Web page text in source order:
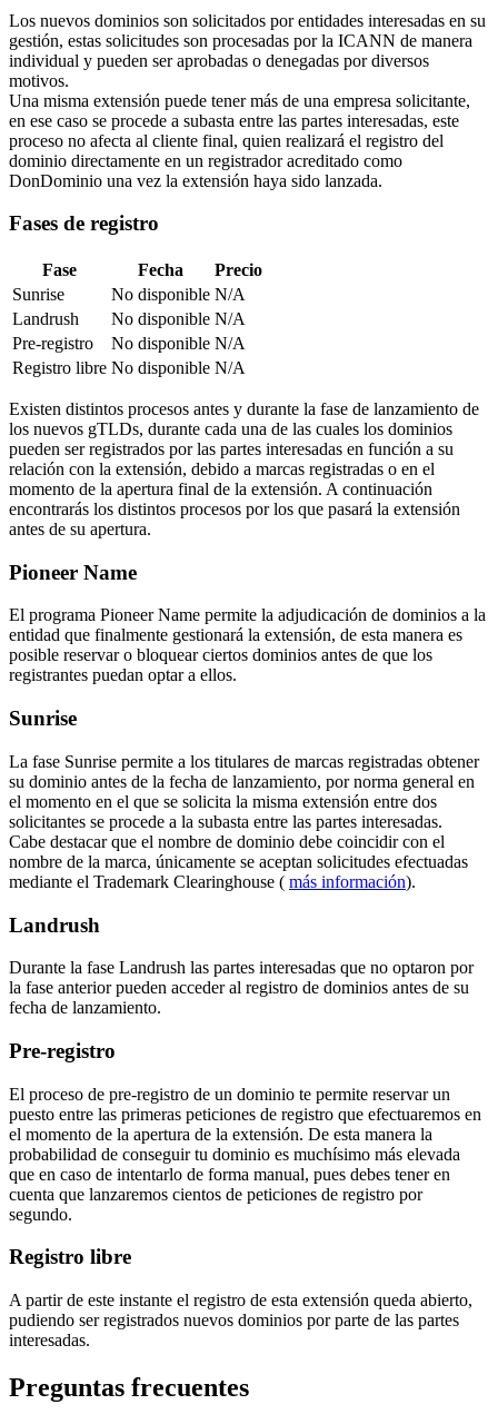
Los nuevos dominios son solicitados por entidades interesadas en su
gestión, estas solicitudes son procesadas por la ICANN de manera
individual y pueden ser aprobadas o denegadas por diversos
motivos.
Una misma extensión puede tener más de una empresa solicitante,
en ese caso se procede a subasta entre las partes interesadas, este
proceso no afecta al cliente final, quien realizará el registro del
dominio directamente en un registrador acreditado como
DonDominio una vez la extensión haya sido lanzada.
Fases de registro
Fase Fecha
Precio
Sunrise
No disponible N/A
Landrush
No disponible N/A
Pre-registro
No disponible N/A
Registro libre No disponible N/A
Existen distintos procesos antes y durante la fase de lanzamiento de
los nuevos gTLDs, durante cada una de las cuales los dominios
pueden ser registrados por las partes interesadas en función a su
relación con la extensión, debido a marcas registradas o en el
momento de la apertura final de la extensión. A continuación
encontrarás los distintos procesos por los que pasará la extensión
antes de su apertura.
Pioneer Name
El programa Pioneer Name permite la adjudicación de dominios a la
entidad que finalmente gestionará la extensión, de esta manera es
posible reservar o bloquear ciertos dominios antes de que los
registrantes puedan optar a ellos.
Sunrise
La fase Sunrise permite a los titulares de marcas registradas obtener
su dominio antes de la fecha de lanzamiento, por norma general en
el momento en el que se solicita la misma extensión entre dos
solicitantes se procede a la subasta entre las partes interesadas.
Cabe destacar que el nombre de dominio debe coincidir con el
nombre de la marca, únicamente se aceptan solicitudes efectuadas
mediante el Trademark Clearinghouse ( más información).
Landrush
Durante la fase Landrush las partes interesadas que no optaron por
la fase anterior pueden acceder al registro de dominios antes de su
fecha de lanzamiento.
Pre-registro
El proceso de pre-registro de un dominio te permite reservar un
puesto entre las primeras peticiones de registro que efectuaremos en
el momento de la apertura de la extensión. De esta manera la
probabilidad de conseguir tu dominio es muchísimo más elevada
que en caso de intentarlo de forma manual, pues debes tener en
cuenta que lanzaremos cientos de peticiones de registro por
segundo.
Registro libre
A partir de este instante el registro de esta extensión queda abierto,
pudiendo ser registrados nuevos dominios por parte de las partes
interesadas.
Preguntas frecuentes